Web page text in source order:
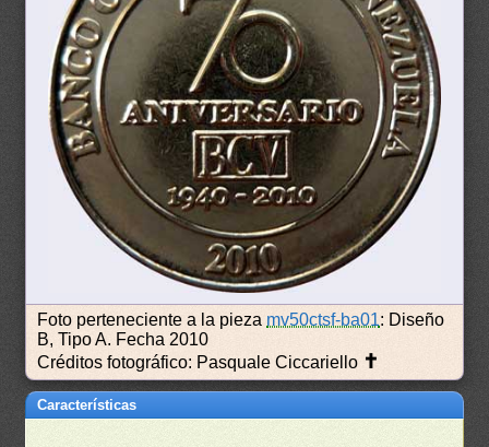
Foto perteneciente a la pieza mv50ctsf-ba01: Diseño
B, Tipo A. Fecha 2010
Créditos fotográfico: Pasquale Ciccariello ✝
Características